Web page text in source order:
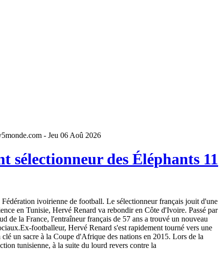
- Jeu 06 Aoû 2026
sélectionneur des Éléphants 11
ivoirienne de football. Le sélectionneur français jouit d'une
en Tunisie, Hervé Renard va rebondir en Côte d'Ivoire. Passé par
de la France, l'entraîneur français de 57 ans a trouvé un nouveau
footballeur, Hervé Renard s'est rapidement tourné vers une
un sacre à la Coupe d'Afrique des nations en 2015. Lors de la
tunisienne, à la suite du lourd revers contre la